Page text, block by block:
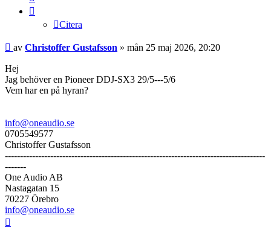
Citera
Inlägg
av Christoffer Gustafsson » mån 25 maj 2026, 20:20
Hej
Jag behöver en Pioneer DDJ-SX3 29/5---5/6
Vem har en på hyran?
info@oneaudio.se
0705549577
Christoffer Gustafsson
--------------------------------------------------------------------------------------
-------
One Audio AB
Nastagatan 15
70227 Örebro
info@oneaudio.se